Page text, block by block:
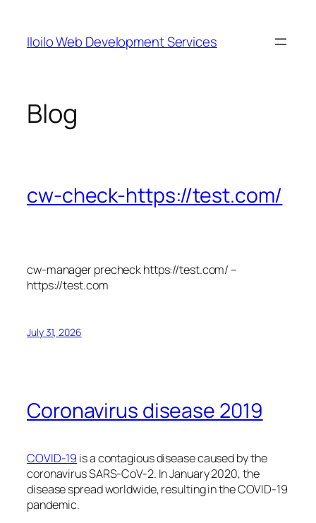
content
Iloilo Web Development Services
Blog
cw-check-https://test.com/
cw-manager precheck https://test.com/ –
https://test.com
July 31, 2026
Coronavirus disease 2019
COVID-19 is a contagious disease caused by the
coronavirus SARS-CoV-2. In January 2020, the
disease spread worldwide, resulting in the COVID-19
pandemic.